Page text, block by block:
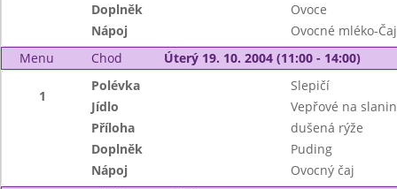
Doplněk
Ovoce
Nápoj
Ovocné mléko-Čaj
Menu
Chod Úterý 19. 10. 2004 (11:00 - 14:00)
1
Polévka
Slepičí
Jídlo
Vepřové na
Příloha
dušená rýže
Doplněk
Puding
Nápoj
Ovocný čaj